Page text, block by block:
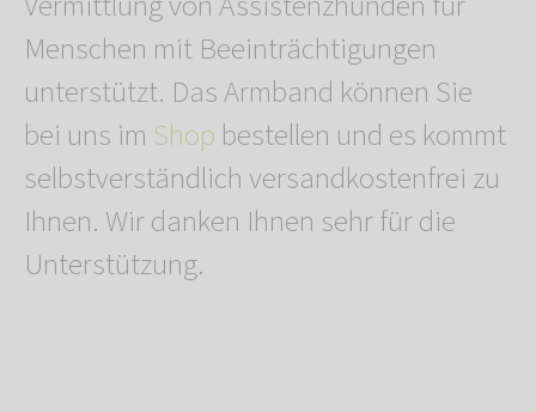
Menschen mit Beeinträchtigungen
unterstützt. Das Armband können Sie
bei uns im Shop bestellen und es kommt
selbstverständlich versandkostenfrei zu
Ihnen. Wir danken Ihnen sehr für die
Unterstützung.